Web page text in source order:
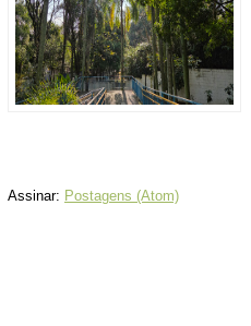
Assinar: Postagens (Atom)